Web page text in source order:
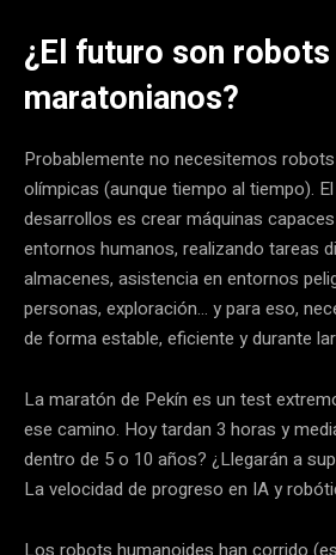
¿El futuro son robots
maratonianos?
Probablemente no necesitemos
olímpicas (aunque tiempo al tiempo).
desarrollos es crear máquinas
entornos humanos, realizando tareas
almacenes, asistencia en entornos
personas, exploración… y para eso,
de forma estable, eficiente y durante
La maratón de Pekín es un test
ese camino. Hoy tardan 3 horas y
dentro de 5 o 10 años? ¿Llegarán a
La velocidad de progreso en IA y